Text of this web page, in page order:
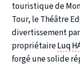
touristique de
Tour, le Théâtre
divertissement
propriétaireLuq
forgé une solide